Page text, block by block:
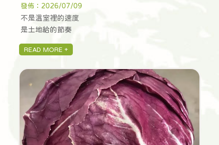
發佈：2026/07/09
不是溫室裡的速度
是土地給的節奏